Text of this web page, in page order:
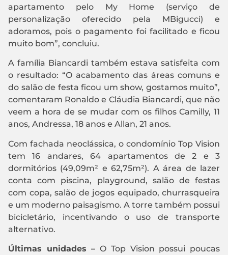
apartamento pelo My Home (serviço de
personalização oferecido pela MBigucci) e
adoramos, pois o pagamento foi facilitado e ficou
muito bom”, concluiu.
A família Biancardi também estava satisfeita com
o resultado: “O acabamento das áreas comuns e
do salão de festa ficou um show, gostamos muito”,
comentaram Ronaldo e Cláudia Biancardi, que não
veem a hora de se mudar com os filhos Camilly, 11
anos, Andressa, 18 anos e Allan, 21 anos.
Com fachada neoclássica, o condomínio Top Vision
tem 16 andares, 64 apartamentos de 2 e 3
dormitórios (49,09m² e 62,75m²). A área de lazer
conta com piscina, playground, salão de festas
com copa, salão de jogos equipado, churrasqueira
e um moderno paisagismo. A torre também possui
bicicletário, incentivando o uso de transporte
alternativo.
Últimas unidades – O Top Vision possui poucas